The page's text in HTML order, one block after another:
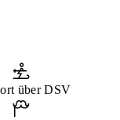
über DSV